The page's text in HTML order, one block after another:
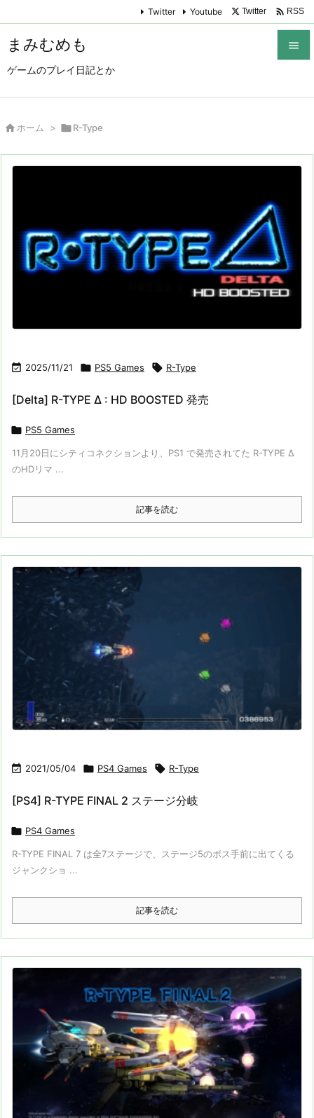
まみむめも
ゲームのプレイ日記とか

Twitter Youtube Twitter  RSS
 ホーム > R-Type
 2025/11/21  PS5 Games  R-Type
[Delta] R-TYPE Δ : HD BOOSTED 発売
 PS5 Games
11月20日にシティコネクションより、PS1 で発売されてた R-TYPE Δ
のHDリマ ...
記事を読む
 2021/05/04  PS4 Games  R-Type
[PS4] R-TYPE FINAL 2 ステージ分岐
 PS4 Games
R-TYPE FINAL 7 は全7ステージで、ステージ5のボス手前に出てくる
ジャンクショ ...
記事を読む